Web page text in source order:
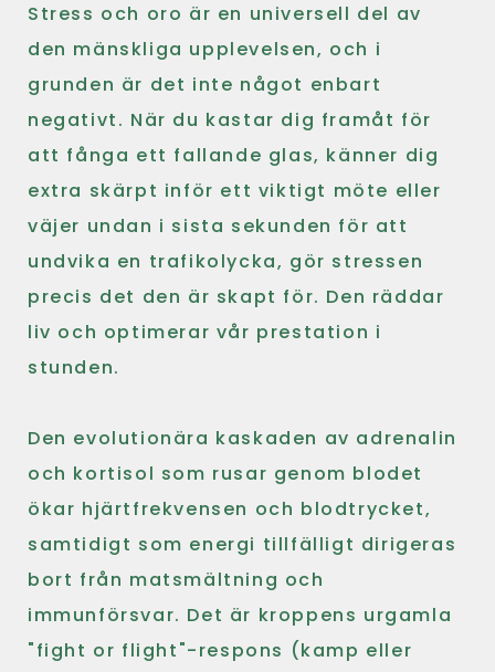
Stress och oro är en universell del av
den mänskliga upplevelsen, och i
grunden är det inte något enbart
negativt. När du kastar dig framåt för
att fånga ett fallande glas, känner dig
extra skärpt inför ett viktigt möte eller
väjer undan i sista sekunden för att
undvika en trafikolycka, gör stressen
precis det den är skapt för. Den räddar
liv och optimerar vår prestation i
stunden.
Den evolutionära kaskaden av adrenalin
och kortisol som rusar genom blodet
ökar hjärtfrekvensen och blodtrycket,
samtidigt som energi tillfälligt dirigeras
bort från matsmältning och
immunförsvar. Det är kroppens urgamla
"fight or flight"-respons (kamp eller